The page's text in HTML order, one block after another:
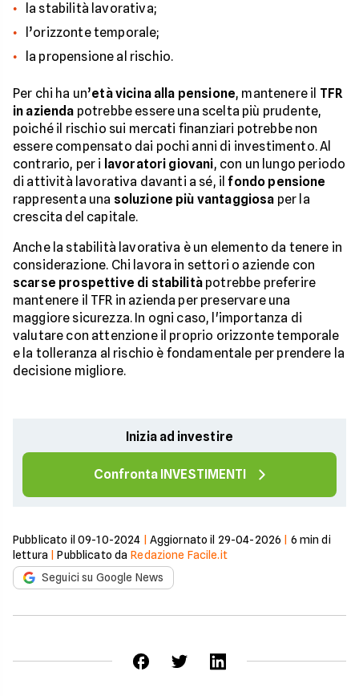
la stabilità lavorativa;
l’orizzonte temporale;
la propensione al rischio.
Per chi ha un’età vicina alla pensione, mantenere il TFR
in azienda potrebbe essere una scelta più prudente,
poiché il rischio sui mercati finanziari potrebbe non
essere compensato dai pochi anni di investimento. Al
contrario, per i lavoratori giovani, con un lungo periodo
di attività lavorativa davanti a sé, ilfondo pensione
rappresenta una soluzione più vantaggiosa per la
crescita del capitale.
Anche la stabilità lavorativa è un elemento da tenere in
considerazione. Chi lavora in settori o aziende con
scarse prospettive di stabilitàpotrebbe preferire
mantenere il TFR in azienda per preservare una
maggiore sicurezza. In ogni caso, l'importanza di
valutare con attenzione il proprio orizzonte temporale
e la tolleranza al rischio è fondamentale per prendere la
decisione migliore.
Inizia ad investire
Confronta INVESTIMENTI
Pubblicato il 09-10-2024 Aggiornato il 29-04-2026 6 min di
lettura |Pubblicato da Redazione Facile.it
Seguici su Google News